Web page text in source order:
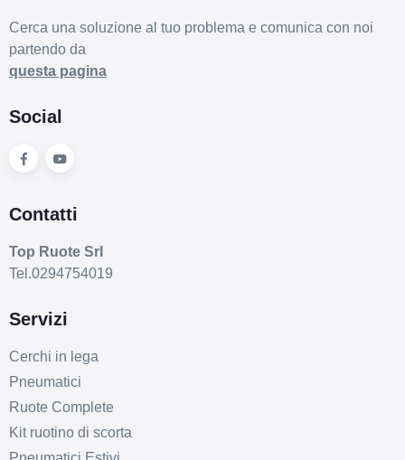
Cerca una soluzione al tuo problema e comunica con noi
partendo da
questa pagina
Social
Contatti
Top Ruote Srl
Tel.0294754019
Servizi
Cerchi in lega
Pneumatici
Ruote Complete
Kit ruotino di scorta